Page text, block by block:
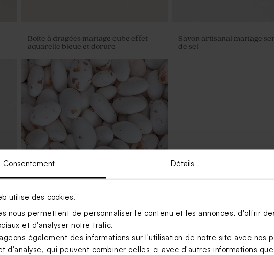
Consentement Détails
utilise des cookies.
nous permettent de personnaliser le contenu et les annonces, d'offrir
et d'analyser notre trafic.
également des informations sur l'utilisation de notre site avec nos
d'analyse, qui peuvent combiner celles-ci avec d'autres informations
Boîte à dragées mariage cube effet
aquarelle bleue et dorure
Savon artisanal mariage
de sel
Dragées mariage marbré or amande 1
kg (± 300 ex)